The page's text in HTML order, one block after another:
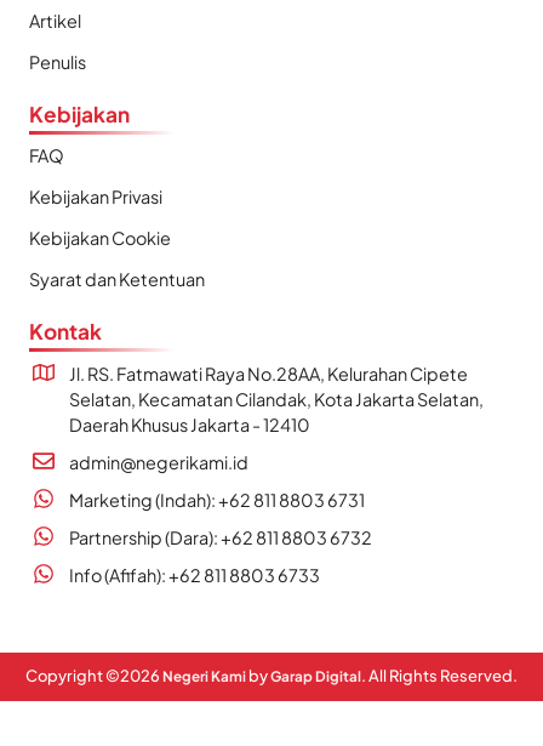
Artikel
Penulis
Kebijakan
FAQ
Kebijakan Privasi
Kebijakan Cookie
Syarat dan Ketentuan
Kontak
Jl. RS. Fatmawati Raya No.28AA, Kelurahan Cipete
Selatan, Kecamatan Cilandak, Kota Jakarta Selatan,
Daerah Khusus Jakarta - 12410
admin@negerikami.id
Marketing (Indah): +62 811 8803 6731
Partnership (Dara): +62 811 8803 6732
Info (Afifah): +62 811 8803 6733
Copyright ©2026 Negeri Kami byGarap Digital. All Rights Reserved.